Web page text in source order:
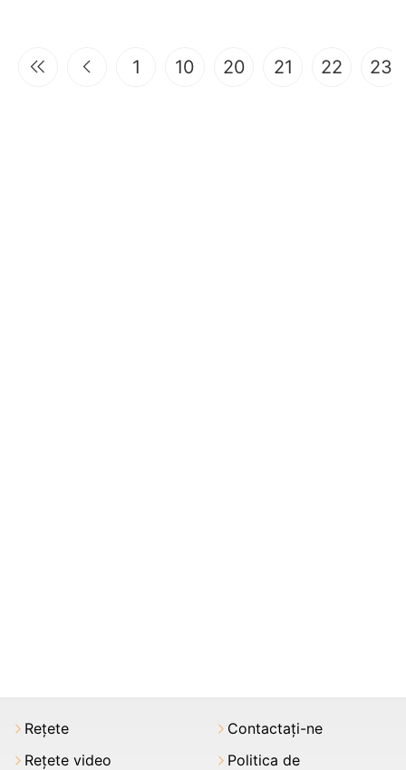
1 10 20 21 22 23
Rețete
Rețete video
Contactați-ne
Politica de